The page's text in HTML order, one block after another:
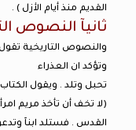
القديم منذ أيام الأزل ) .
ثانيآ النصوص
والنصوص التاريخية
وتؤكد ان العذراء
تحبل وتلد . ويقول الكتاب
(لا تخف أن تأخذ مريم
القدس . فستلد ابنآ